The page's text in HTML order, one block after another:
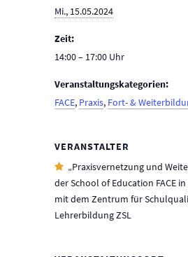
Mi., 15.05.2024
Zeit:
14:00 – 17:00
Veranstaltungskategorien:
FACE, Praxis, Fort- &
VERANSTALTER
„Praxisvernetzung und
der School of Education FACE
mit dem Zentrum für
Lehrerbildung ZSL